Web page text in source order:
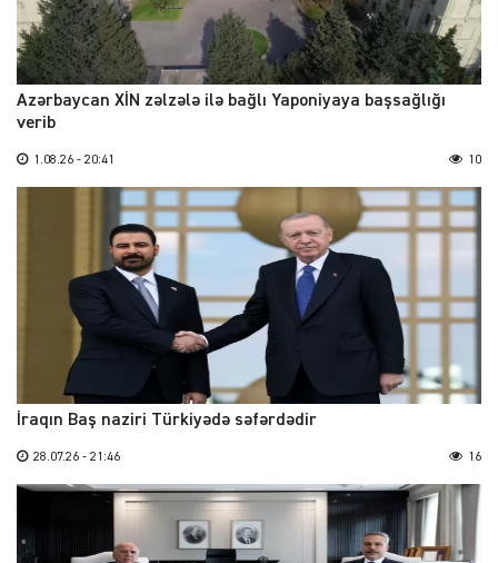
Azərbaycan XİN zəlzələ ilə bağlı Yaponiyaya başsağlığı
verib
1.08.26 - 20:41 10
İraqın Baş naziri Türkiyədə səfərdədir
28.07.26 - 21:46 16